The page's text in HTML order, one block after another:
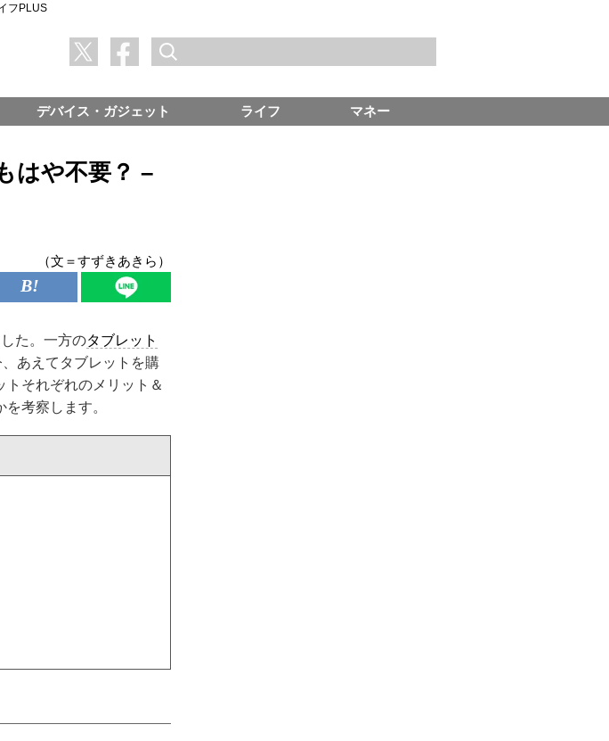
フPLUS
はや不要？ –
（文＝すずきあきら）
た。一方のタブレット
あえてタブレットを購
それぞれのメリット＆
考察します。
デバイス・ガジェット ライフ マネー